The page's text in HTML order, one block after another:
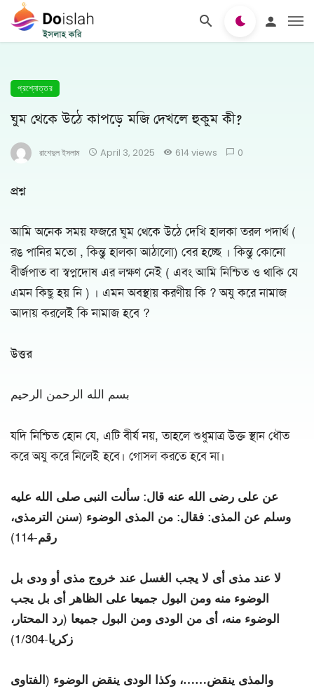
প্রশ্নোত্তর
ঘুম থেকে উঠে কাপড়ে মজি দেখলে হুকুম কী?
রাশেদুল ইসলাম April 3, 2025 614 views 0
প্রশ্ন
আমি অনেক সময় ফজরে ঘুম থেকে উঠে দেখি হালকা তরল পদার্থ (
রঙ পানির মতো , কিন্তু হালকা আঠালো) বের হচ্ছে । কিন্তু কোনো
বীর্জপাত বা স্বপ্নদোষ এর লক্ষণ নেই ( এবং আমি নিশ্চিত ও থাকি যে
এমন কিছু হয় নি ) । এমন অবস্থায় করণীয় কি ? অযু করে নামাজ
আদায় করলেই কি নামাজ হবে ?
উত্তর
بسم الله الرحمن الرحيم
যদি নিশ্চিত হোন যে, এটি বীর্য নয়, তাহলে শুধুমাত্র উক্ত স্থান ধৌত
করে অযু করে নিলেই হবে। গোসল করতে হবে না।
عن على رضى الله عنه قال: سألت النبى صلى الله عليه
وسلم عن المذى: فقال: من المذى الوضوء (سنن الترمذى،
رقم-114)
لا عند مذى أى لا يجب الغسل عند خروج مذى أو ودى بل
الوضوء منه ومن البول جميعا على الظاهر أى بل يجب
الوضوء منه، أى من الودى ومن البول جميعا (رد المحتار،
زكريا-1/304)
والمذى ينقض……، وكذا الودى ينقض الوضوء (الفتاوى